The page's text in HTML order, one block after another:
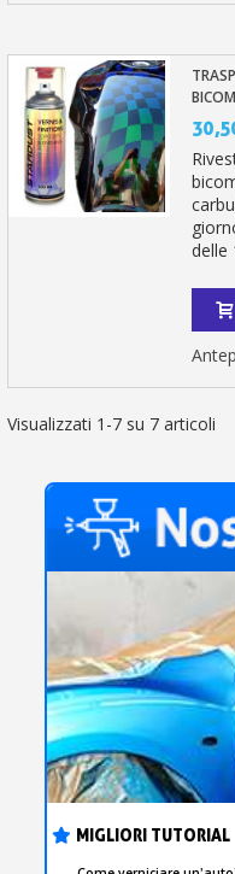
MIGLIORI TUTORIAL
delle
Visualizzati 1-7 su 7 articoli